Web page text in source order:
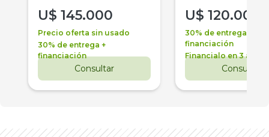
U$ 145.000
Precio oferta sin usado
30% de entrega +
financiación
Consultar
U$ 120.000
30% de entrega +
financiación
Financialo en 3 años
Consultar